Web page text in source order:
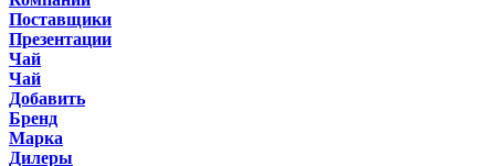
Поставщики
Презентации
Чай
Чай
Добавить
Бренд
Марка
Дилеры